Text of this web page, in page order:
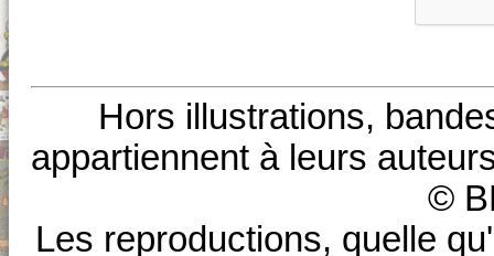
Hors illustrations,
appartiennent à leurs
©
Les reproductions, quelle